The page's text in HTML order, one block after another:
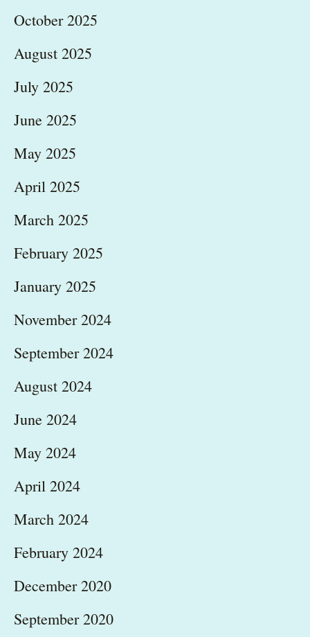
October 2025
August 2025
July 2025
June 2025
May 2025
April 2025
March 2025
February 2025
January 2025
November 2024
September 2024
August 2024
June 2024
May 2024
April 2024
March 2024
February 2024
December 2020
September 2020